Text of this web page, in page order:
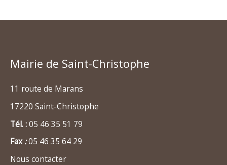
Mairie de Saint-Christophe
11 route de Marans
17220 Saint-Christophe
Tél. :05 46 35 51 79
Fax:05 46 35 64 29
Nous contacter